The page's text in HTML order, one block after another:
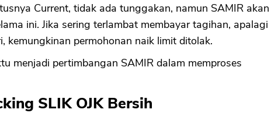
Current, tidak ada tunggakan, namun SAMIR akan
ini. Jika sering terlambat membayar tagihan, apalagi
kemungkinan permohonan naik limit ditolak.
menjadi pertimbangan SAMIR dalam memproses
SLIK OJK Bersih